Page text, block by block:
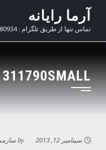
Skip
content
آرما رایانه
تماس تنها از طریق تلگرام : 09358080934 سارمی
سپتامبر 12, 2013 by